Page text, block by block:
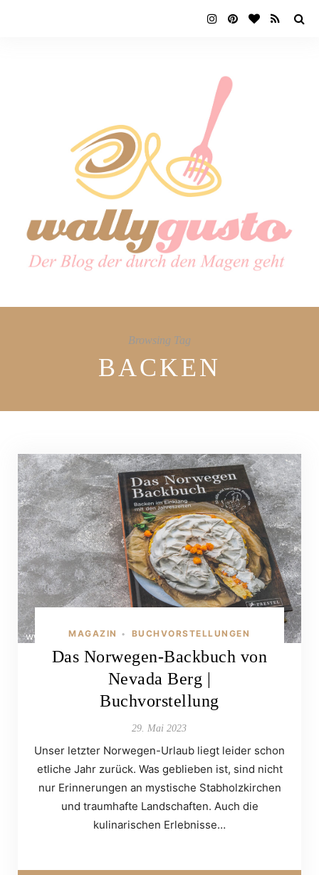
Browsing Tag
BACKEN
MAGAZIN • BUCHVORSTELLUNGEN
Das Norwegen-Backbuch von
Nevada Berg |
Buchvorstellung
29. Mai 2023
Unser letzter Norwegen-Urlaub liegt leider schon
etliche Jahr zurück. Was geblieben ist, sind nicht
nur Erinnerungen an mystische Stabholzkirchen
und traumhafte Landschaften. Auch die
kulinarischen Erlebnisse…